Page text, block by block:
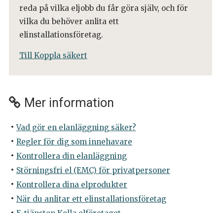
reda på vilka eljobb du får göra själv, och för
vilka du behöver anlita ett
elinstallationsföretag.
Till Koppla säkert
Mer information
Vad gör en elanläggning säker?
Regler för dig som innehavare
Kontrollera din elanläggning
Störningsfri el (EMC) för privatpersoner
Kontrollera dina elprodukter
När du anlitar ett elinstallationsföretag